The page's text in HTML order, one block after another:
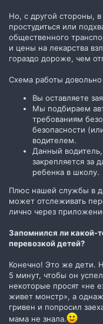
Но, с другой стороны,
простудиться или
общественного
и цены на лекарства
гораздо дороже, чем
Схема работы довольно
Вы оставляете
Мы подбираем
требованиям
безопасности
водителем.
Данный
закрепляется за
ребенка в школу.
Плюс нашей службы в
может отслеживать
лично через
Запомнился ли какой-
перевозкой детей?
Конечно! Это же дети.
5 минут, чтобы он
некоторые просят «не
живет монстр», а
гривен и попросил
мама не знала.